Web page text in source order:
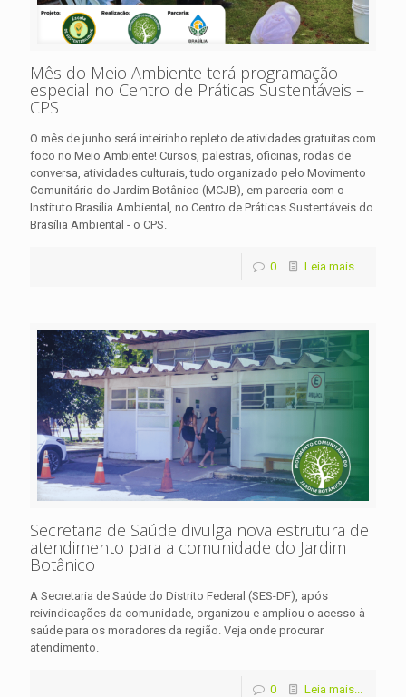
Mês do Meio Ambiente terá programação
especial no Centro de Práticas Sustentáveis –
CPS
O mês de junho será inteirinho repleto de atividades gratuitas com
foco no Meio Ambiente! Cursos, palestras, oficinas, rodas de
conversa, atividades culturais, tudo organizado pelo Movimento
Comunitário do Jardim Botânico (MCJB), em parceria com o
Instituto Brasília Ambiental, no Centro de Práticas Sustentáveis do
Brasília Ambiental - o CPS.
0 Leia mais...
Secretaria de Saúde divulga nova estrutura de
atendimento para a comunidade do Jardim
Botânico
A Secretaria de Saúde do Distrito Federal (SES-DF), após
reivindicações da comunidade, organizou e ampliou o acesso à
saúde para os moradores da região. Veja onde procurar
atendimento.
0 Leia mais...